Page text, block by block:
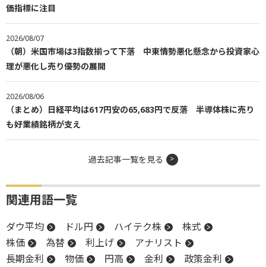
価指標に注目
2026/08/07
（朝）米国市場は3指数揃って下落 中東情勢悪化懸念から投資家心
理が悪化し売り優勢の展開
2026/08/06
（まとめ）日経平均は617円安の65,683円で反落 半導体株に売り
も好業績銘柄が支え
過去記事一覧を見る
関連用語一覧
ダウ平均 ドル円 ハイテク株
株式
株価
為替 利上げ
アナリスト
長期金利
物価 円高 金利
政策金利